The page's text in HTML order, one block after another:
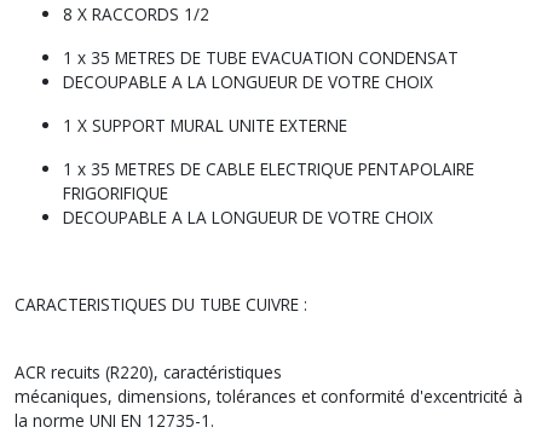
8 X RACCORDS 1/2
1 x 35 METRES DE TUBE EVACUATION CONDENSAT
DECOUPABLE A LA LONGUEUR DE VOTRE CHOIX
1 X SUPPORT MURAL UNITE EXTERNE
1 x 35 METRES DE CABLE ELECTRIQUE PENTAPOLAIRE
FRIGORIFIQUE
DECOUPABLE A LA LONGUEUR DE VOTRE CHOIX
CARACTERISTIQUES DU TUBE CUIVRE :
ACR recuits (R220), caractéristiques
mécaniques, dimensions, tolérances et conformité d'excentricité à
la norme UNI EN 12735-1.